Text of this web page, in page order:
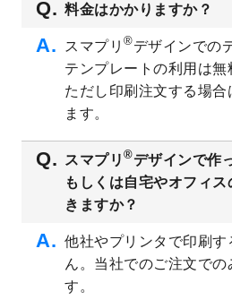
ました。
2023/8/7
【新商品】チケット
りました！
美容・エステのチ
トを追加しました
いたしました。
2023/6/12
うちわのデザイン
しました。
を公開いたしまし
2023/5/9
書類カバー（見積
料金はかかりますか？
スマプリ ®デザインでの
テンプレートの利用は無
ただし印刷注文する場合
ます。
スマプリ ®デザインで作
もしくは自宅やオフィ
きますか？
他社やプリンタで印刷す
ん。当社でのご注文での
す。